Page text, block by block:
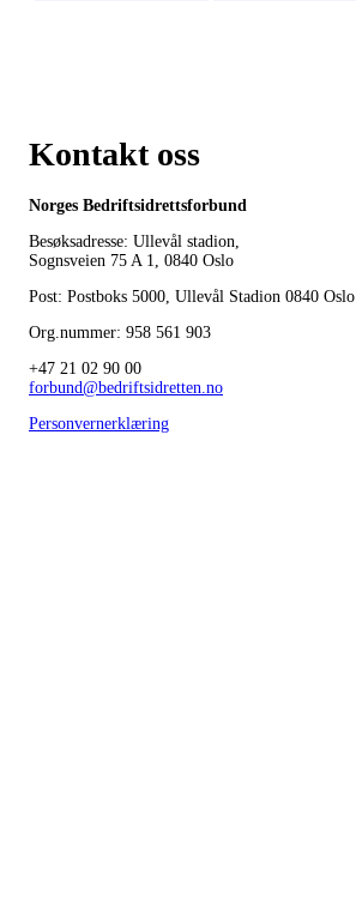
Kontakt oss
Norges Bedriftsidrettsforbund
Besøksadresse: Ullevål stadion,
Sognsveien 75 A 1, 0840 Oslo
Post: Postboks 5000, Ullevål Stadion 0840 Oslo
Org.nummer: 958 561 903
+47 21 02 90 00
forbund@bedriftsidretten.no
Personvernerklæring